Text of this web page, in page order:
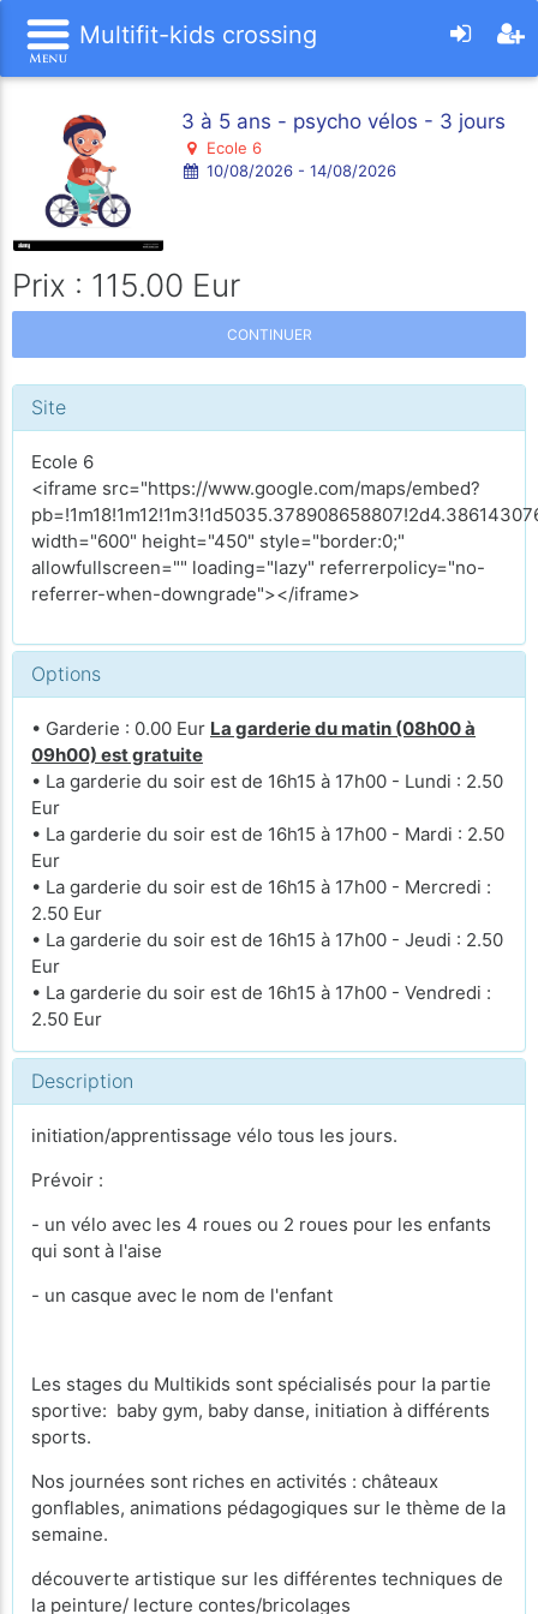
Multifit-kids crossing
3 à 5 ans - psycho vélos - 3 jours
Ecole 6
10/08/2026 - 14/08/2026
Prix : 115.00 Eur
CONTINUER
Site
Ecole 6
<iframe src="https://www.google.com/maps/embed?
width="600" height="450" style="border:0;"
allowfullscreen="" loading="lazy" referrerpolicy="no-
referrer-when-downgrade"></iframe>
Options
• Garderie : 0.00 Eur La garderie du matin (08h00 à
09h00) est gratuite
• La garderie du soir est de 16h15 à 17h00 - Lundi : 2.50
Eur
• La garderie du soir est de 16h15 à 17h00 - Mardi : 2.50
Eur
• La garderie du soir est de 16h15 à 17h00 - Mercredi :
2.50 Eur
• La garderie du soir est de 16h15 à 17h00 - Jeudi : 2.50
Eur
• La garderie du soir est de 16h15 à 17h00 - Vendredi :
2.50 Eur
Description
initiation/apprentissage vélo tous les jours.
Prévoir :
- un vélo avec les 4 roues ou 2 roues pour les enfants
qui sont à l'aise
- un casque avec le nom de l'enfant
Les stages du Multikids sont spécialisés pour la partie
sportive: baby gym, baby danse, initiation à différents
sports.
Nos journées sont riches en activités : châteaux
gonflables, animations pédagogiques sur le thème de la
semaine.
découverte artistique sur les différentes techniques de
la peinture/ lecture contes/bricolages